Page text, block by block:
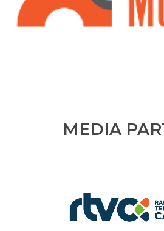
MEDIA